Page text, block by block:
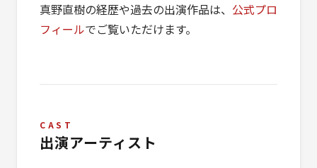
真野直樹の経歴や過去の出演作品は、 公式プロ
フィールでご覧いただけます。
CAST
出演アーティスト